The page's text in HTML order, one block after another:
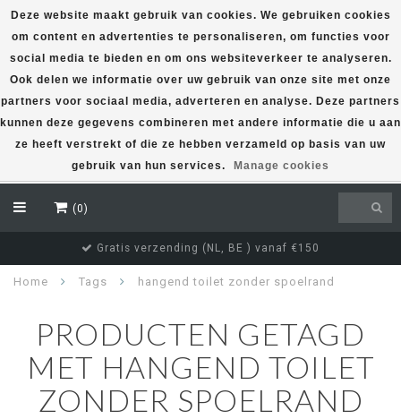
(0)
Gratis verzending (NL, BE ) vanaf €150
Home Tags hangend toilet zonder spoelrand
PRODUCTEN GETAGD
MET HANGEND TOILET
ZONDER SPOELRAND
Deze website maakt gebruik van cookies. We gebruiken cookies
om content en advertenties te personaliseren, om functies voor
social media te bieden en om ons websiteverkeer te analyseren.
Ook delen we informatie over uw gebruik van onze site met onze
partners voor sociaal media, adverteren en analyse. Deze partners
kunnen deze gegevens combineren met andere informatie die u aan
ze heeft verstrekt of die ze hebben verzameld op basis van uw
gebruik van hun services.
Manage cookies